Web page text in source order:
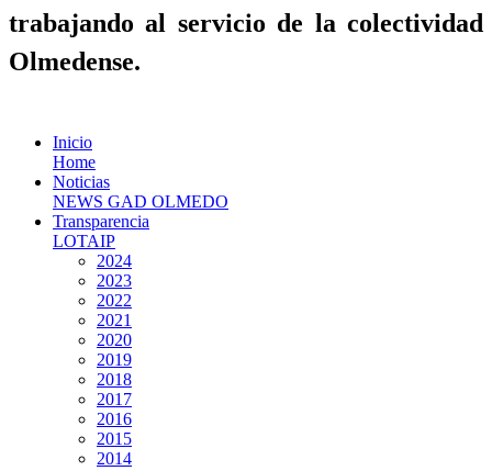
trabajando al servicio de la colectividad
Olmedense.
Inicio
Home
Noticias
NEWS GAD OLMEDO
Transparencia
LOTAIP
2024
2023
2022
2021
2020
2019
2018
2017
2016
2015
2014